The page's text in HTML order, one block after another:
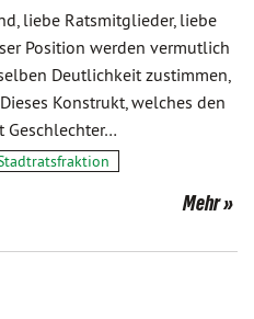
liebe Ratsmitglieder, liebe
Position werden vermutlich
Deutlichkeit zustimmen,
Konstrukt, welches den
Geschlechter…
Mehr